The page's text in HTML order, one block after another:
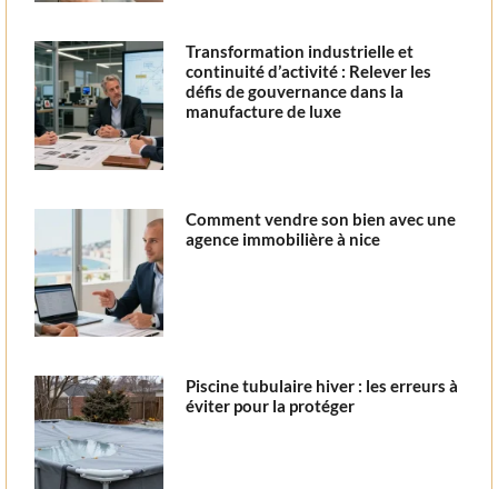
Transformation industrielle et
continuité d’activité : Relever les
défis de gouvernance dans la
manufacture de luxe
Comment vendre son bien avec une
agence immobilière à nice
Piscine tubulaire hiver : les erreurs à
éviter pour la protéger